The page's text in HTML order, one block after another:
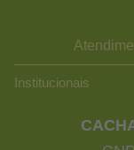
Institucionais